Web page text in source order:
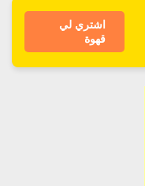
اشتري لي
قهوة